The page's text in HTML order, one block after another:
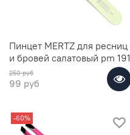
Пинцет MERTZ для ресниц
и бровей салатовый pm 191
250 руб
99 руб
-60%